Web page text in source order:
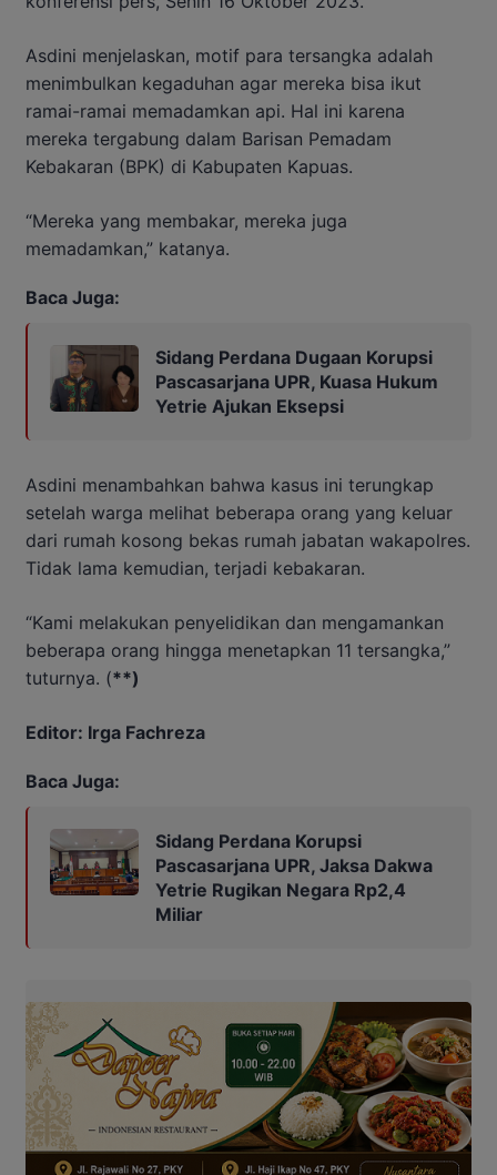
Asdini menjelaskan, motif para tersangka adalah
menimbulkan kegaduhan agar mereka bisa ikut
ramai-ramai memadamkan api. Hal ini karena
mereka tergabung dalam Barisan Pemadam
Kebakaran (BPK) di Kabupaten Kapuas.
“Mereka yang membakar, mereka juga
memadamkan,” katanya.
Baca Juga:
Sidang Perdana Dugaan Korupsi
Pascasarjana UPR, Kuasa Hukum
Yetrie Ajukan Eksepsi
Asdini menambahkan bahwa kasus ini terungkap
setelah warga melihat beberapa orang yang keluar
dari rumah kosong bekas rumah jabatan wakapolres.
Tidak lama kemudian, terjadi kebakaran.
“Kami melakukan penyelidikan dan mengamankan
beberapa orang hingga menetapkan 11 tersangka,”
tuturnya. (**)
Editor: Irga Fachreza
Baca Juga:
Sidang Perdana Korupsi
Pascasarjana UPR, Jaksa Dakwa
Yetrie Rugikan Negara Rp2,4
Miliar